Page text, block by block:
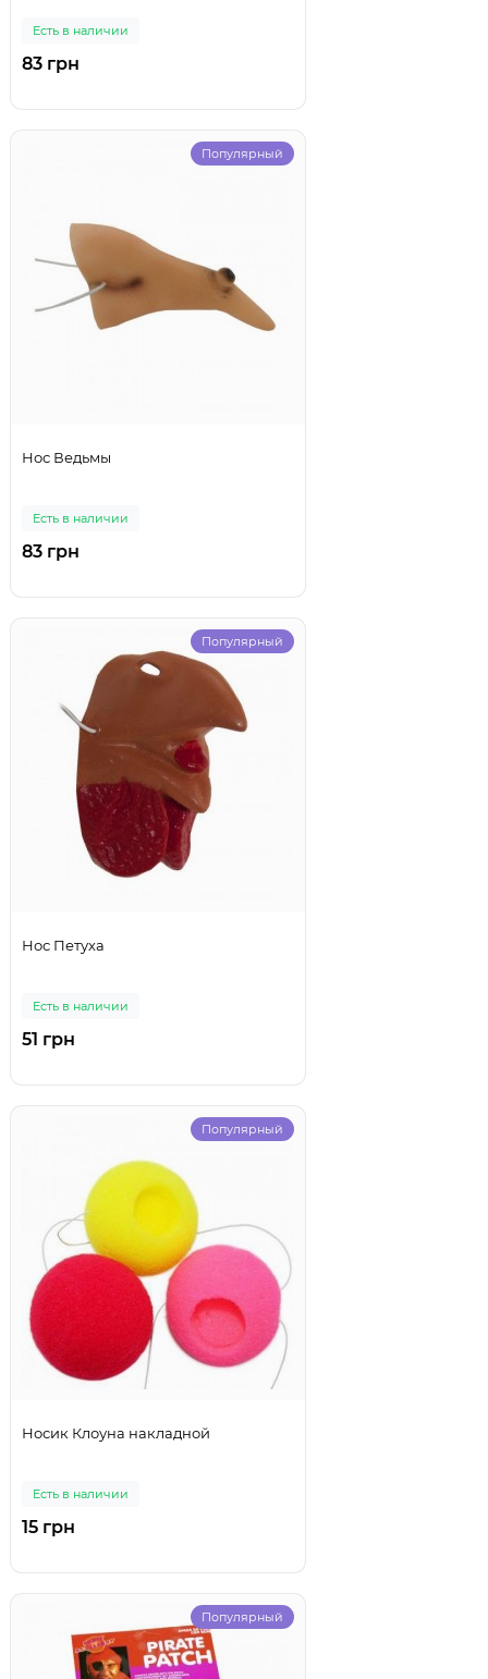
Есть в наличии
83 грн
Популярный
Нос Ведьмы
Есть в наличии
83 грн
Популярный
Нос Петуха
Есть в наличии
51 грн
Популярный
Носик Клоуна накладной
Есть в наличии
15 грн
Популярный